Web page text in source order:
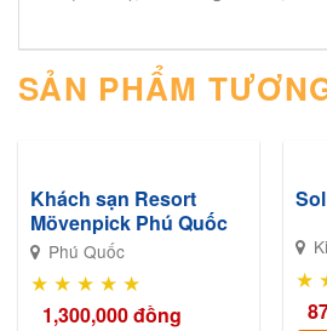
SẢN PHẨM
Khách sạn Resort
Mövenpick Phú Quốc
Phú Quốc
★ ★ ★ ★ ★
1,300,000đồng
★